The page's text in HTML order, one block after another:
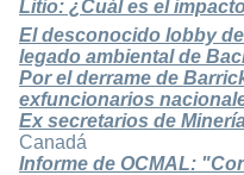
Litio: ¿Cuál es el
El desconocido lobby
legado ambiental de
Por el derrame de
exfuncionarios
Ex secretarios de
Canadá
Informe de OCMAL: